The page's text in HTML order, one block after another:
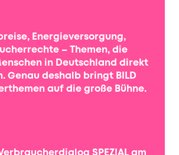
Energieversorgung,
– Themen, die
in Deutschland direkt
Genau deshalb bringt BILD
auf die große Bühne.
SPEZIAL am